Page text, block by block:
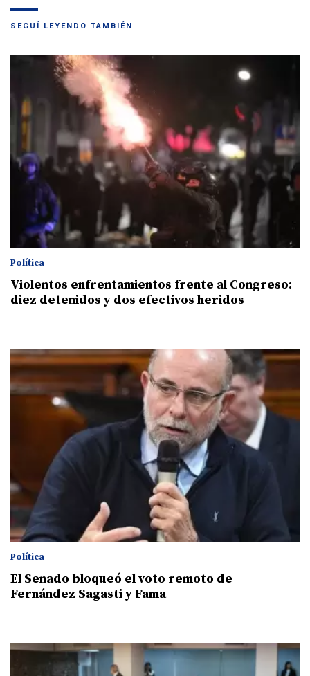
SEGUÍ LEYENDO TAMBIÉN
Política
Violentos enfrentamientos frente al Congreso:
diez detenidos y dos efectivos heridos
Política
El Senado bloqueó el voto remoto de
Fernández Sagasti y Fama